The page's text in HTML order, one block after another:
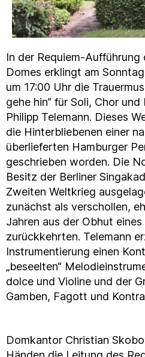
In der Requiem-Aufführung
Domes erklingt am
um 17:00 Uhr die
gehe hin“ für Soli, Chor
Philipp Telemann. Dieses
die Hinterbliebenen einer
überlieferten Hamburger
geschrieben worden. Die
Besitz der Berliner
Zweiten Weltkrieg
zunächst als verschollen,
Jahren aus der Obhut
zurückkehrten. Telemann
Instrumentierung einen
„beseelten“
dolce und Violine und der
Gamben, Fagott und
Domkantor Christian